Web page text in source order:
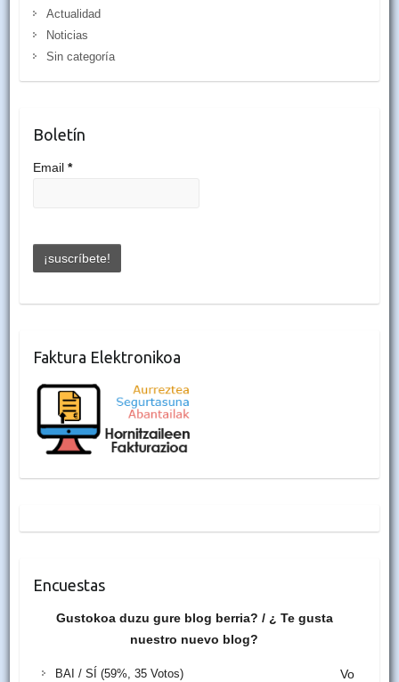
Actualidad
Noticias
Sin categoría
Boletín
Email *
Faktura Elektronikoa
Encuestas
Gustokoa duzu gure blog berria? / ¿ Te gusta
nuestro nuevo blog?
BAI / SÍ (59%, 35 Votos)
Vo